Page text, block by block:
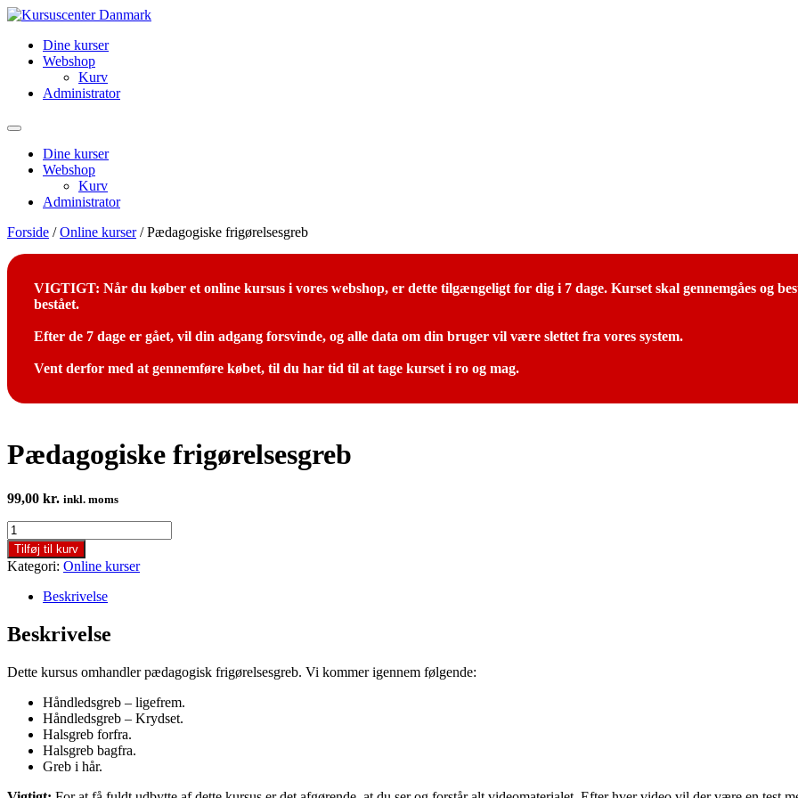
Videre
indholdDine kurser
Webshop
Kurv
Administrator
Dine kurser
Webshop
Kurv
Administrator
Forside /Online kurser/ Pædagogiske frigørelsesgreb
Pædagogiske frigørelsesgreb
99,00 kr. inkl. moms
Pædagogiske
frigørelsesgreb
antal
Tilføj til kurv
Kategori: Online kurser
Beskrivelse
Beskrivelse
Dette kursus omhandler pædagogisk frigørelsesgreb. Vi kommer igennem følgende:
Håndledsgreb – ligefrem.
Håndledsgreb – Krydset.
Halsgreb forfra.
Halsgreb bagfra.
Greb i hår.